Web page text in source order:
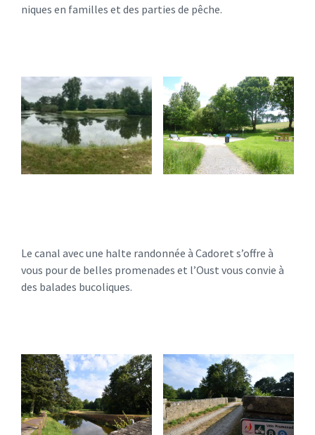
niques en familles et des parties de pêche.
Le canal avec une halte randonnée à Cadoret s’offre à
vous pour de belles promenades et l’Oust vous convie à
des balades bucoliques.